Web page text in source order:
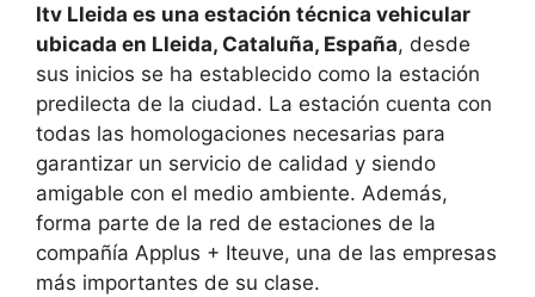
Itv Lleida es una estación técnica vehicular
ubicada en Lleida, Cataluña, España, desde
sus inicios se ha establecido como la estación
predilecta de la ciudad. La estación cuenta con
todas las homologaciones necesarias para
garantizar un servicio de calidad y siendo
amigable con el medio ambiente. Además,
forma parte de la red de estaciones de la
compañía Applus + Iteuve, una de las empresas
más importantes de su clase.